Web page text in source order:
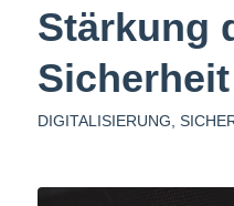
Stärkung
DIGITALISIERUNG